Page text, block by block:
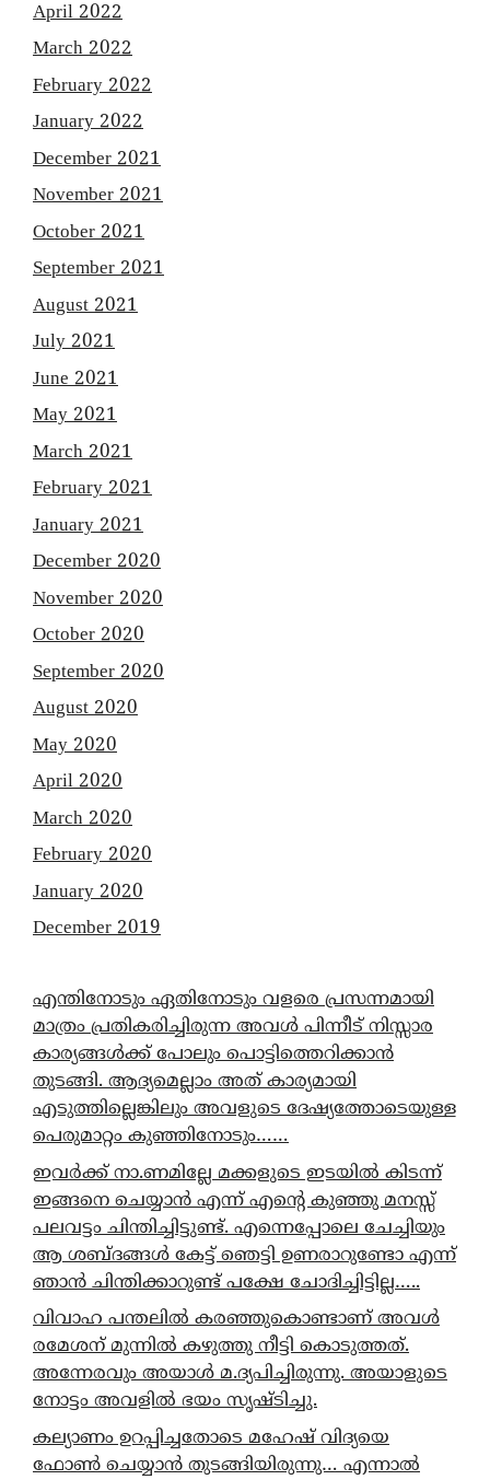
April 2022
March 2022
February 2022
January 2022
December 2021
November 2021
October 2021
September 2021
August 2021
July 2021
June 2021
May 2021
March 2021
February 2021
January 2021
December 2020
November 2020
October 2020
September 2020
August 2020
May 2020
April 2020
March 2020
February 2020
January 2020
December 2019
എന്തിനോടും ഏതിനോടും വളരെ പ്രസന്നമായി
മാത്രം പ്രതികരിച്ചിരുന്ന അവൾ പിന്നീട് നിസ്സാര
കാര്യങ്ങൾക്ക് പോലും പൊട്ടിത്തെറിക്കാൻ
തുടങ്ങി. ആദ്യമെല്ലാം അത് കാര്യമായി
എടുത്തില്ലെങ്കിലും അവളുടെ ദേഷ്യത്തോടെയുള്ള
പെരുമാറ്റം കുഞ്ഞിനോടും……
ഇവർക്ക് നാ.ണമില്ലേ മക്കളുടെ ഇടയിൽ കിടന്ന്
ഇങ്ങനെ ചെയ്യാൻ എന്ന് എന്റെ കുഞ്ഞു മനസ്സ്
പലവട്ടം ചിന്തിച്ചിട്ടുണ്ട്. എന്നെപ്പോലെ ചേച്ചിയും
ആ ശബ്ദങ്ങൾ കേട്ട് ഞെട്ടി ഉണരാറുണ്ടോ എന്ന്
ഞാൻ ചിന്തിക്കാറുണ്ട് പക്ഷേ ചോദിച്ചിട്ടില്ല…..
വിവാഹ പന്തലിൽ കരഞ്ഞുകൊണ്ടാണ് അവൾ
രമേശന് മുന്നിൽ കഴുത്തു നീട്ടി കൊടുത്തത്.
അന്നേരവും അയാൾ മ.ദ്യപിച്ചിരുന്നു. അയാളുടെ
നോട്ടം അവളിൽ ഭയം സൃഷ്ടിച്ചു.
കല്യാണം ഉറപ്പിച്ചതോടെ മഹേഷ് വിദ്യയെ
ഫോൺ ചെയ്യാൻ തുടങ്ങിയിരുന്നു… എന്നാൽ